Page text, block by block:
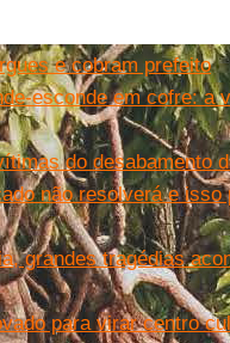
e cobram prefeito
esconde em cofre: a
do desabamento
não resolverá e isso
grandes tragédias
para virar centro